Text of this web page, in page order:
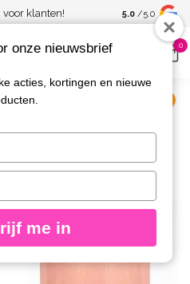
voor klanten! Spaar voor
kortingen
5.0 /5.0
0
onze nieuwsbrief
acties, kortingen en nieuwe
me in